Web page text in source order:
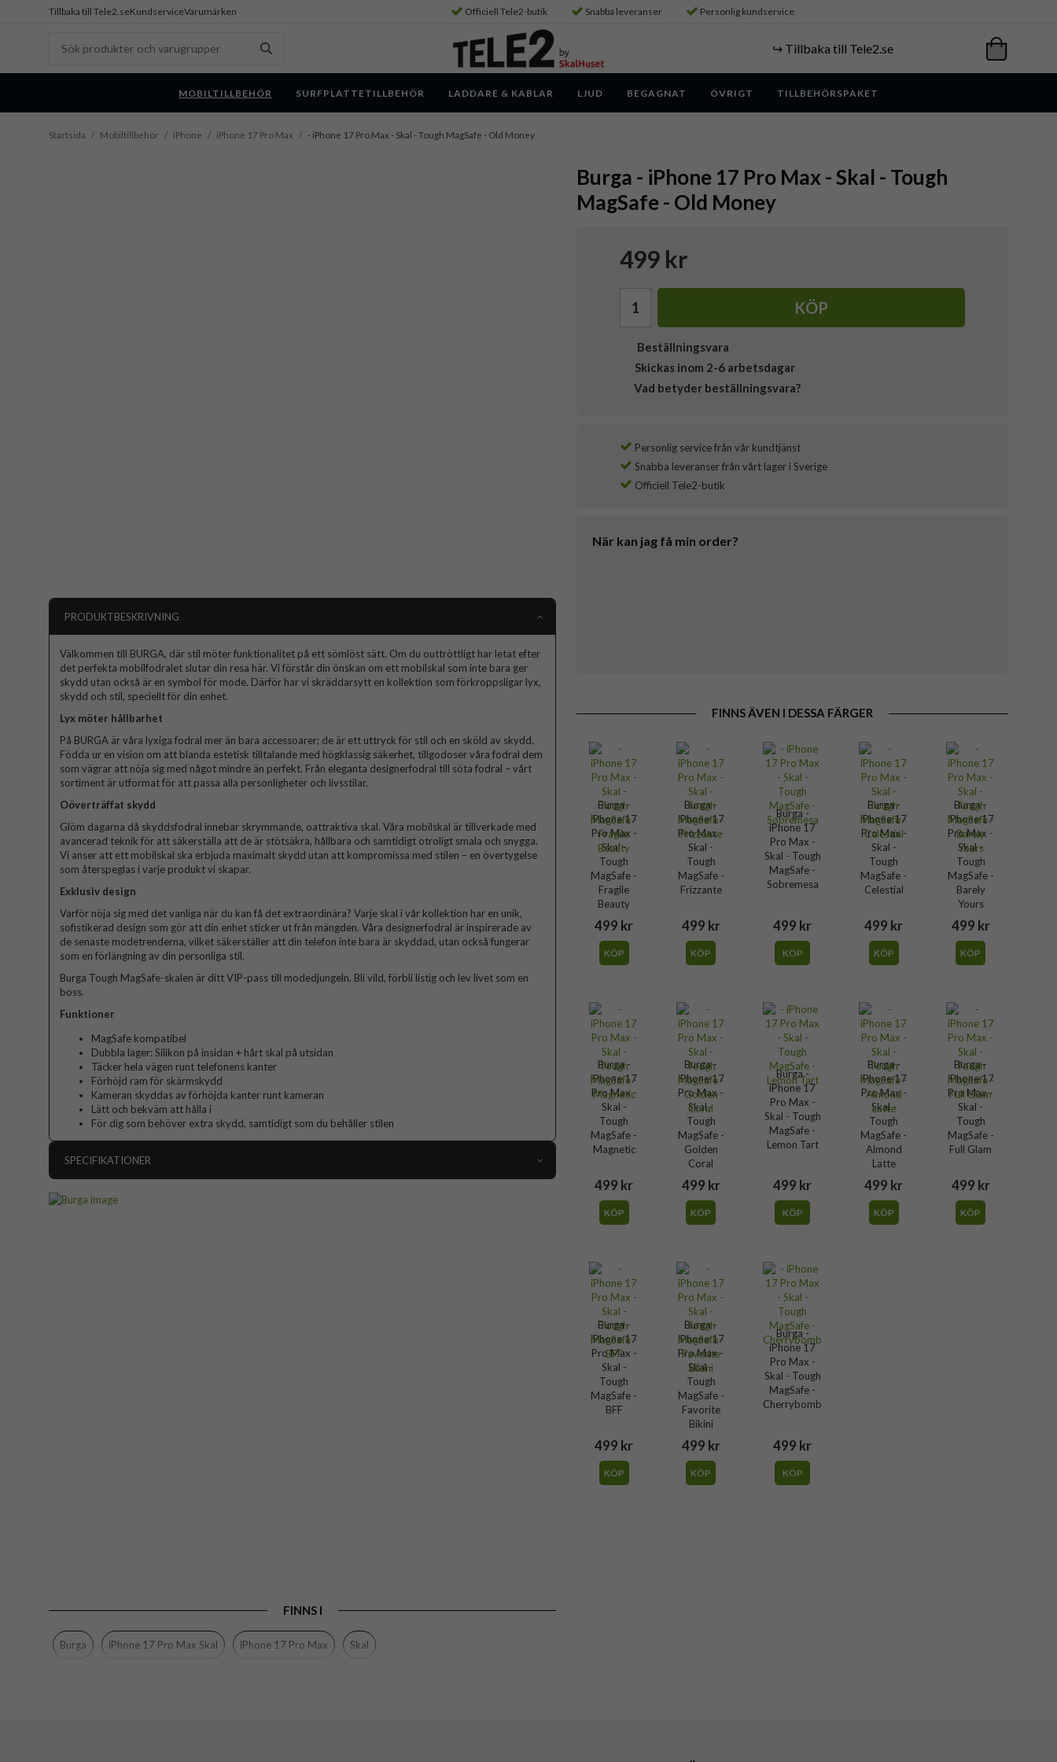
Tillbaka till Tele2.seKundserviceVarumärken Officiell Tele2-butik Snabba leveranser Personlig kundservice
↪️ Tillbaka till Tele2.se
MOBILTILLBEHÖR SURFPLATTETILLBEHÖR LADDARE & KABLAR LJUD BEGAGNAT ÖVRIGT TILLBEHÖRSPAKET
Startsida / Mobiltillbehör / iPhone / iPhone 17 Pro Max / - iPhone 17 Pro Max - Skal - Tough MagSafe - Old Money
Burga - iPhone 17 Pro Max - Skal - Tough
MagSafe - Old Money
499 kr
KÖP
Beställningsvara
Skickas inom 2-6 arbetsdagar
Vad betyder beställningsvara?
Personlig service från vår kundtjänst
Snabba leveranser från vårt lager i Sverige
Officiell Tele2-butik
När kan jag få min order?
FINNS ÄVEN I DESSA FÄRGER
Burga -
iPhone 17
Pro Max -
Skal -
Tough
MagSafe -
Fragile
Beauty
499 kr
KÖP
Burga -
iPhone 17
Pro Max -
Skal -
Tough
MagSafe -
Frizzante
499 kr
KÖP
Burga -
iPhone 17
Pro Max -
Skal - Tough
MagSafe -
Sobremesa
499 kr
KÖP
Burga -
iPhone 17
Pro Max -
Skal -
Tough
MagSafe -
Celestial
499 kr
KÖP
Burga -
iPhone 17
Pro Max -
Skal -
Tough
MagSafe -
Barely
Yours
499 kr
KÖP
Burga -
iPhone 17
Pro Max -
Skal -
Tough
MagSafe -
Magnetic
499 kr
KÖP
Burga -
iPhone 17
Pro Max -
Skal -
Tough
MagSafe -
Golden
Coral
499 kr
KÖP
Burga -
iPhone 17
Pro Max -
Skal - Tough
MagSafe -
Lemon Tart
499 kr
KÖP
Burga -
iPhone 17
Pro Max -
Skal -
Tough
MagSafe -
Almond
Latte
499 kr
KÖP
Burga -
iPhone 17
Pro Max -
Skal -
Tough
MagSafe -
Full Glam
499 kr
KÖP
Burga -
iPhone 17
Pro Max -
Skal -
Tough
MagSafe -
BFF
499 kr
KÖP
Burga -
iPhone 17
Pro Max -
Skal -
Tough
MagSafe -
Favorite
Bikini
499 kr
KÖP
Burga -
iPhone 17
Pro Max -
Skal - Tough
MagSafe -
Cherrybomb
499 kr
KÖP
PRODUKTBESKRIVNING
Välkommen till BURGA, där stil möter funktionalitet på ett sömlöst sätt. Om du outtröttligt har letat efter
det perfekta mobilfodralet slutar din resa här. Vi förstår din önskan om ett mobilskal som inte bara ger
skydd utan också är en symbol för mode. Därför har vi skräddarsytt en kollektion som förkroppsligar lyx,
skydd och stil, speciellt för din enhet.
Lyx möter hållbarhet
På BURGA är våra lyxiga fodral mer än bara accessoarer; de är ett uttryck för stil och en sköld av skydd.
Födda ur en vision om att blanda estetisk tilltalande med högklassig säkerhet, tillgodoser våra fodral dem
som vägrar att nöja sig med något mindre än perfekt. Från eleganta designerfodral till söta fodral – vårt
sortiment är utformat för att passa alla personligheter och livsstilar.
Oöverträffat skydd
Glöm dagarna då skyddsfodral innebar skrymmande, oattraktiva skal. Våra mobilskal är tillverkade med
avancerad teknik för att säkerställa att de är stötsäkra, hållbara och samtidigt otroligt smala och snygga.
Vi anser att ett mobilskal ska erbjuda maximalt skydd utan att kompromissa med stilen – en övertygelse
som återspeglas i varje produkt vi skapar.
Exklusiv design
Varför nöja sig med det vanliga när du kan få det extraordinära? Varje skal i vår kollektion har en unik,
sofistikerad design som gör att din enhet sticker ut från mängden. Våra designerfodral är inspirerade av
de senaste modetrenderna, vilket säkerställer att din telefon inte bara är skyddad, utan också fungerar
som en förlängning av din personliga stil.
Burga Tough MagSafe-skalen är ditt VIP-pass till modedjungeln. Bli vild, förbli listig och lev livet som en
boss.
Funktioner
MagSafe kompatibel
Dubbla lager: Silikon på insidan + hårt skal på utsidan
Täcker hela vägen runt telefonens kanter
Förhöjd ram för skärmskydd
Kameran skyddas av förhöjda kanter runt kameran
Lätt och bekväm att hålla i
För dig som behöver extra skydd, samtidigt som du behåller stilen
SPECIFIKATIONER
FINNS I
Burga iPhone 17 Pro Max Skal iPhone 17 Pro Max Skal